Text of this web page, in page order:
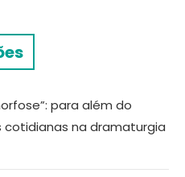
para além do
cotidianas na dramaturgia